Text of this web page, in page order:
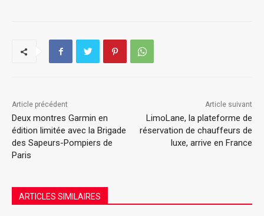
Article précédent
Deux montres Garmin en
édition limitée avec la Brigade
des Sapeurs-Pompiers de
Paris
Article suivant
LimoLane, la plateforme de
réservation de chauffeurs de
luxe, arrive en France
ARTICLES SIMILAIRES